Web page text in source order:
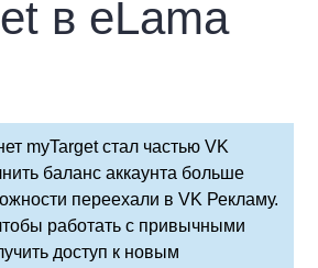
в eLama
myTarget стал частью VK
баланс аккаунта больше
переехали в VK Рекламу.
работать с привычными
доступ к новым